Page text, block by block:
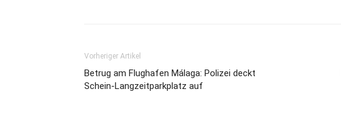
Vorheriger Artikel
Betrug am Flughafen Málaga: Polizei deckt
Schein-Langzeitparkplatz auf